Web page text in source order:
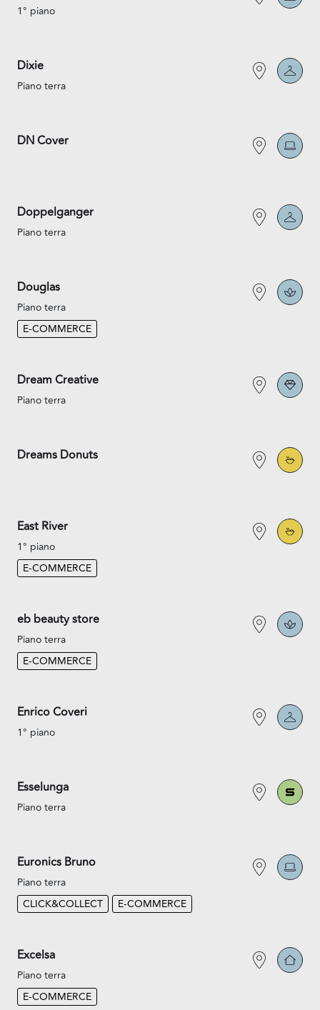
1° piano
Dixie
Piano terra
DN Cover
Doppelganger
Piano terra
Douglas
Piano terra
E-COMMERCE
Dream Creative
Piano terra
Dreams Donuts
East River
1° piano
E-COMMERCE
eb beauty store
Piano terra
E-COMMERCE
Enrico Coveri
1° piano
Esselunga
Piano terra
Euronics Bruno
Piano terra
CLICK&COLLECT
E-COMMERCE
Excelsa
Piano terra
E-COMMERCE